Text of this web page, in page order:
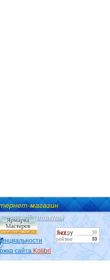
магазин
Контакты
сайта Kolibri